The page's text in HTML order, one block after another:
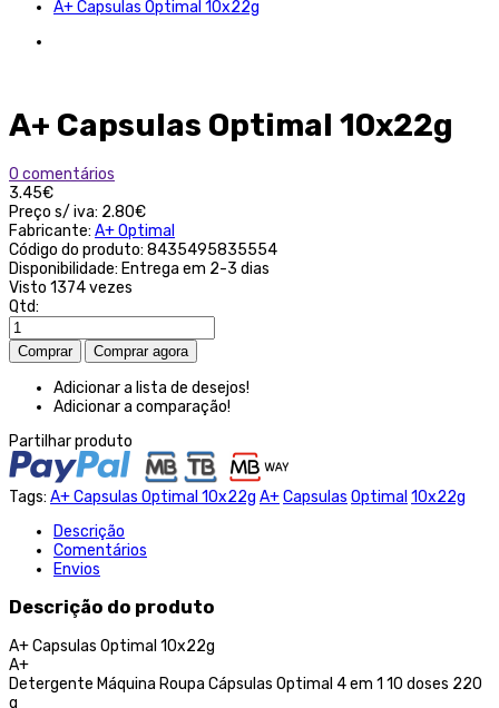
A+ Capsulas Optimal 10x22g
A+ Capsulas Optimal 10x22g
0 comentários
3.45€
Preço s/ iva: 2.80€
Fabricante: A+ Optimal
Código do produto: 8435495835554
Disponibilidade: Entrega em 2-3 dias
Visto 1374 vezes
Qtd:
Adicionar a lista de desejos!
Adicionar a comparação!
Partilhar produto
Tags: A+ Capsulas Optimal 10x22g A+Capsulas Optimal 10x22g
Descrição
Comentários
Envios
Descrição do produto
A+ Capsulas Optimal 10x22g
A+
Detergente Máquina Roupa Cápsulas Optimal 4 em 1 10 doses 220
g